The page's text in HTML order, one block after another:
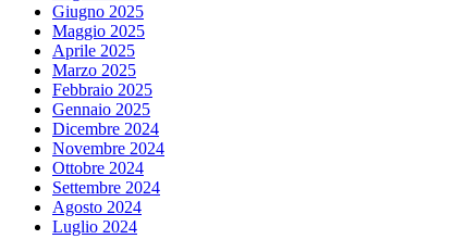
Giugno 2025
Maggio 2025
Aprile 2025
Marzo 2025
Febbraio 2025
Gennaio 2025
Dicembre 2024
Novembre 2024
Ottobre 2024
Settembre 2024
Agosto 2024
Luglio 2024